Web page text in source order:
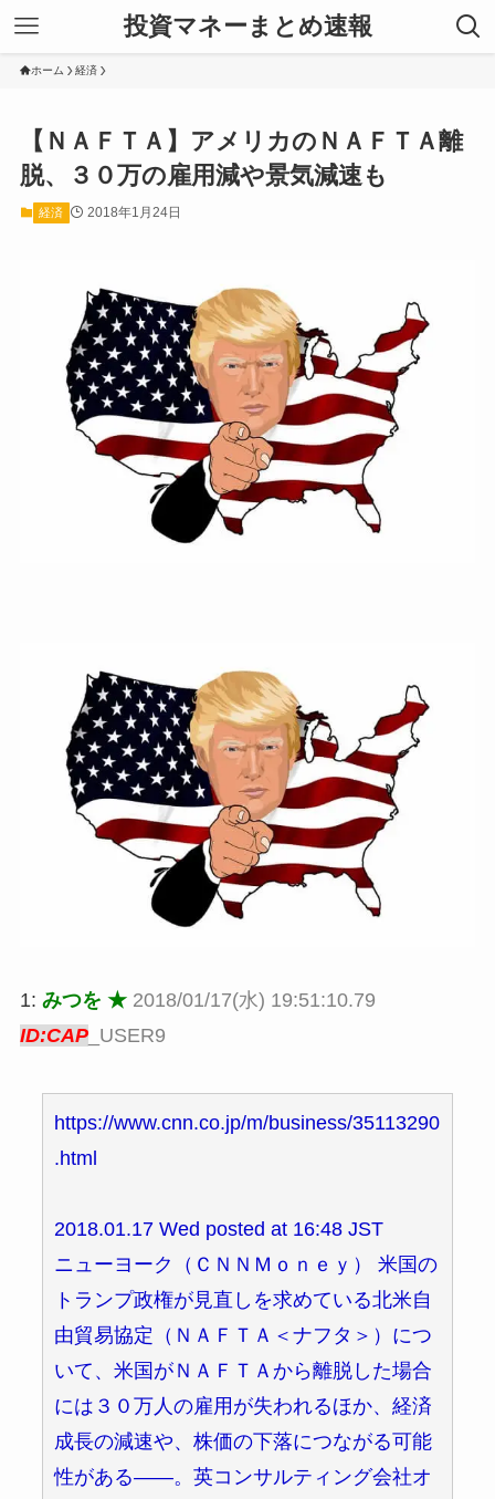
投資マネーまとめ速報
ホーム 経済
【ＮＡＦＴＡ】アメリカのＮＡＦＴＡ離
脱、３０万の雇用減や景気減速も
経済 2018年1月24日
1: みつを ★ 2018/01/17(水) 19:51:10.79
ID:CAP_USER9
https://www.cnn.co.jp/m/business/35113290
.html
2018.01.17 Wed posted at 16:48 JST
ニューヨーク（ＣＮＮＭｏｎｅｙ） 米国の
トランプ政権が見直しを求めている北米自
由貿易協定（ＮＡＦＴＡ＜ナフタ＞）につ
いて、米国がＮＡＦＴＡから離脱した場合
には３０万人の雇用が失われるほか、経済
成長の減速や、株価の下落につながる可能
性がある――。英コンサルティング会社オ